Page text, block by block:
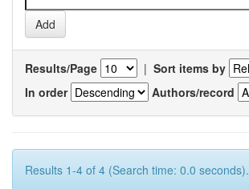
Results/Page | Sort items by
In order
Authors/record
Results 1-4 of 4 (Search time: 0.0 seconds).